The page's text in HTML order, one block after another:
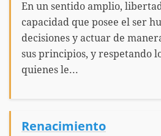
En un sentido amplio,
capacidad que posee el ser
decisiones y actuar de
sus principios, y respetando
quienes le...
Renacimiento